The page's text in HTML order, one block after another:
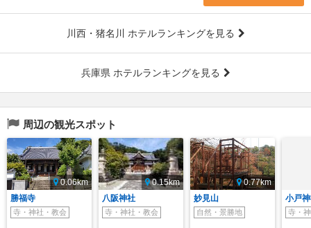
川西・猪名川 ホテルランキングを見る
兵庫県 ホテルランキングを見る
周辺の観光スポット
0.06km
勝福寺
寺・神社・教会
0.15km
八阪神社
寺・神社・教会
0.77km
妙見山
自然・景勝地
小戸
寺・